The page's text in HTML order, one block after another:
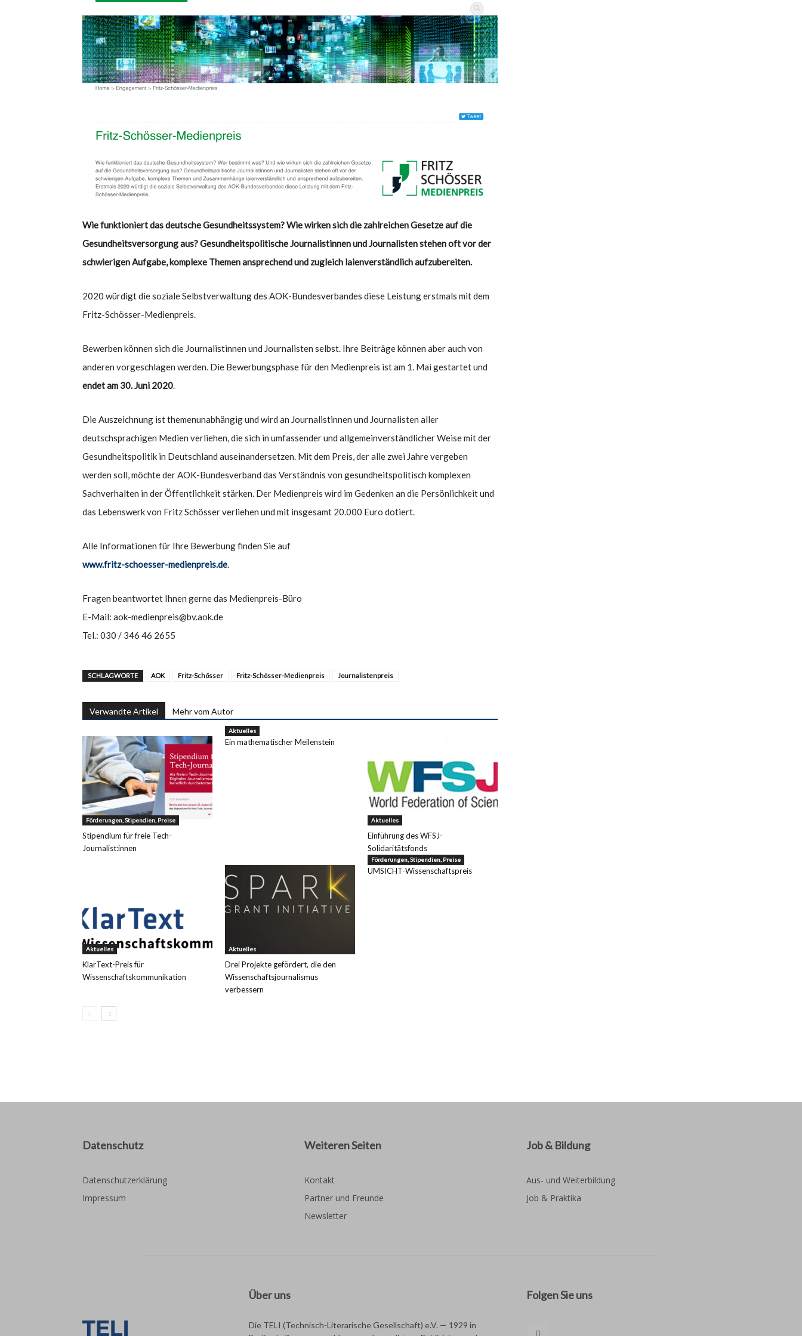
Wie funktioniert das deutsche Gesundheitssystem? Wie wirken sich die zahlreichen Gesetze auf die
Gesundheitsversorgung aus? Gesundheitspolitische Journalistinnen und Journalisten stehen oft vor der
schwierigen Aufgabe, komplexe Themen ansprechend und zugleich laienverständlich aufzubereiten.
2020 würdigt die soziale Selbstverwaltung des AOK-Bundesverbandes diese Leistung erstmals mit dem
Fritz-Schösser-Medienpreis.
Bewerben können sich die Journalistinnen und Journalisten selbst. Ihre Beiträge können aber auch von
anderen vorgeschlagen werden. Die Bewerbungsphase für den Medienpreis ist am 1. Mai gestartet und
endet am 30. Juni 2020.
Die Auszeichnung ist themenunabhängig und wird an Journalistinnen und Journalisten aller
deutschsprachigen Medien verliehen, die sich in umfassender und allgemeinverständlicher Weise mit der
Gesundheitspolitik in Deutschland auseinandersetzen. Mit dem Preis, der alle zwei Jahre vergeben
werden soll, möchte der AOK-Bundesverband das Verständnis von gesundheitspolitisch komplexen
Sachverhalten in der Öffentlichkeit stärken. Der Medienpreis wird im Gedenken an die Persönlichkeit und
das Lebenswerk von Fritz Schösser verliehen und mit insgesamt 20.000 Euro dotiert.
Alle Informationen für Ihre Bewerbung finden Sie auf
www.fritz-schoesser-medienpreis.de.
Fragen beantwortet Ihnen gerne das Medienpreis-Büro
E-Mail: aok-medienpreis@bv.aok.de
Tel.: 030 / 346 46 2655
SCHLAGWORTE AOK Fritz-Schösser Fritz-Schösser-Medienpreis Journalistenpreis
Verwandte Artikel Mehr vom Autor
Förderungen, Stipendien, Preise
Stipendium für freie Tech-
Journalist:innen
Aktuelles
Ein mathematischer Meilenstein
Aktuelles
Einführung des WFSJ-
Solidaritätsfonds
Aktuelles
KlarText-Preis für
Wissenschaftskommunikation
Aktuelles
Drei Projekte gefördert, die den
Wissenschaftsjournalismus
verbessern
Förderungen, Stipendien, Preise
UMSICHT-Wissenschaftspreis
Datenschutz
Datenschutzerklärung
Impressum
Weiteren Seiten
Kontakt
Partner und Freunde
Newsletter
Job & Bildung
Aus- und Weiterbildung
Job & Praktika
Über uns
Die TELI (Technisch-Literarische Gesellschaft) e.V. — 1929 in
Folgen Sie uns